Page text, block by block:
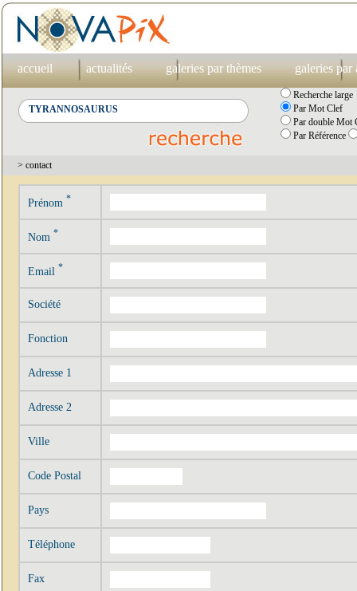
accueil actualités galeries par thèmes galeries par
Recherche large
Par Mot Clef
Par double Mot
Par Référence
> contact
Prénom *
Nom *
Email *
Société
Fonction
Adresse 1
Adresse 2
Ville
Code Postal
Pays
Téléphone
Fax